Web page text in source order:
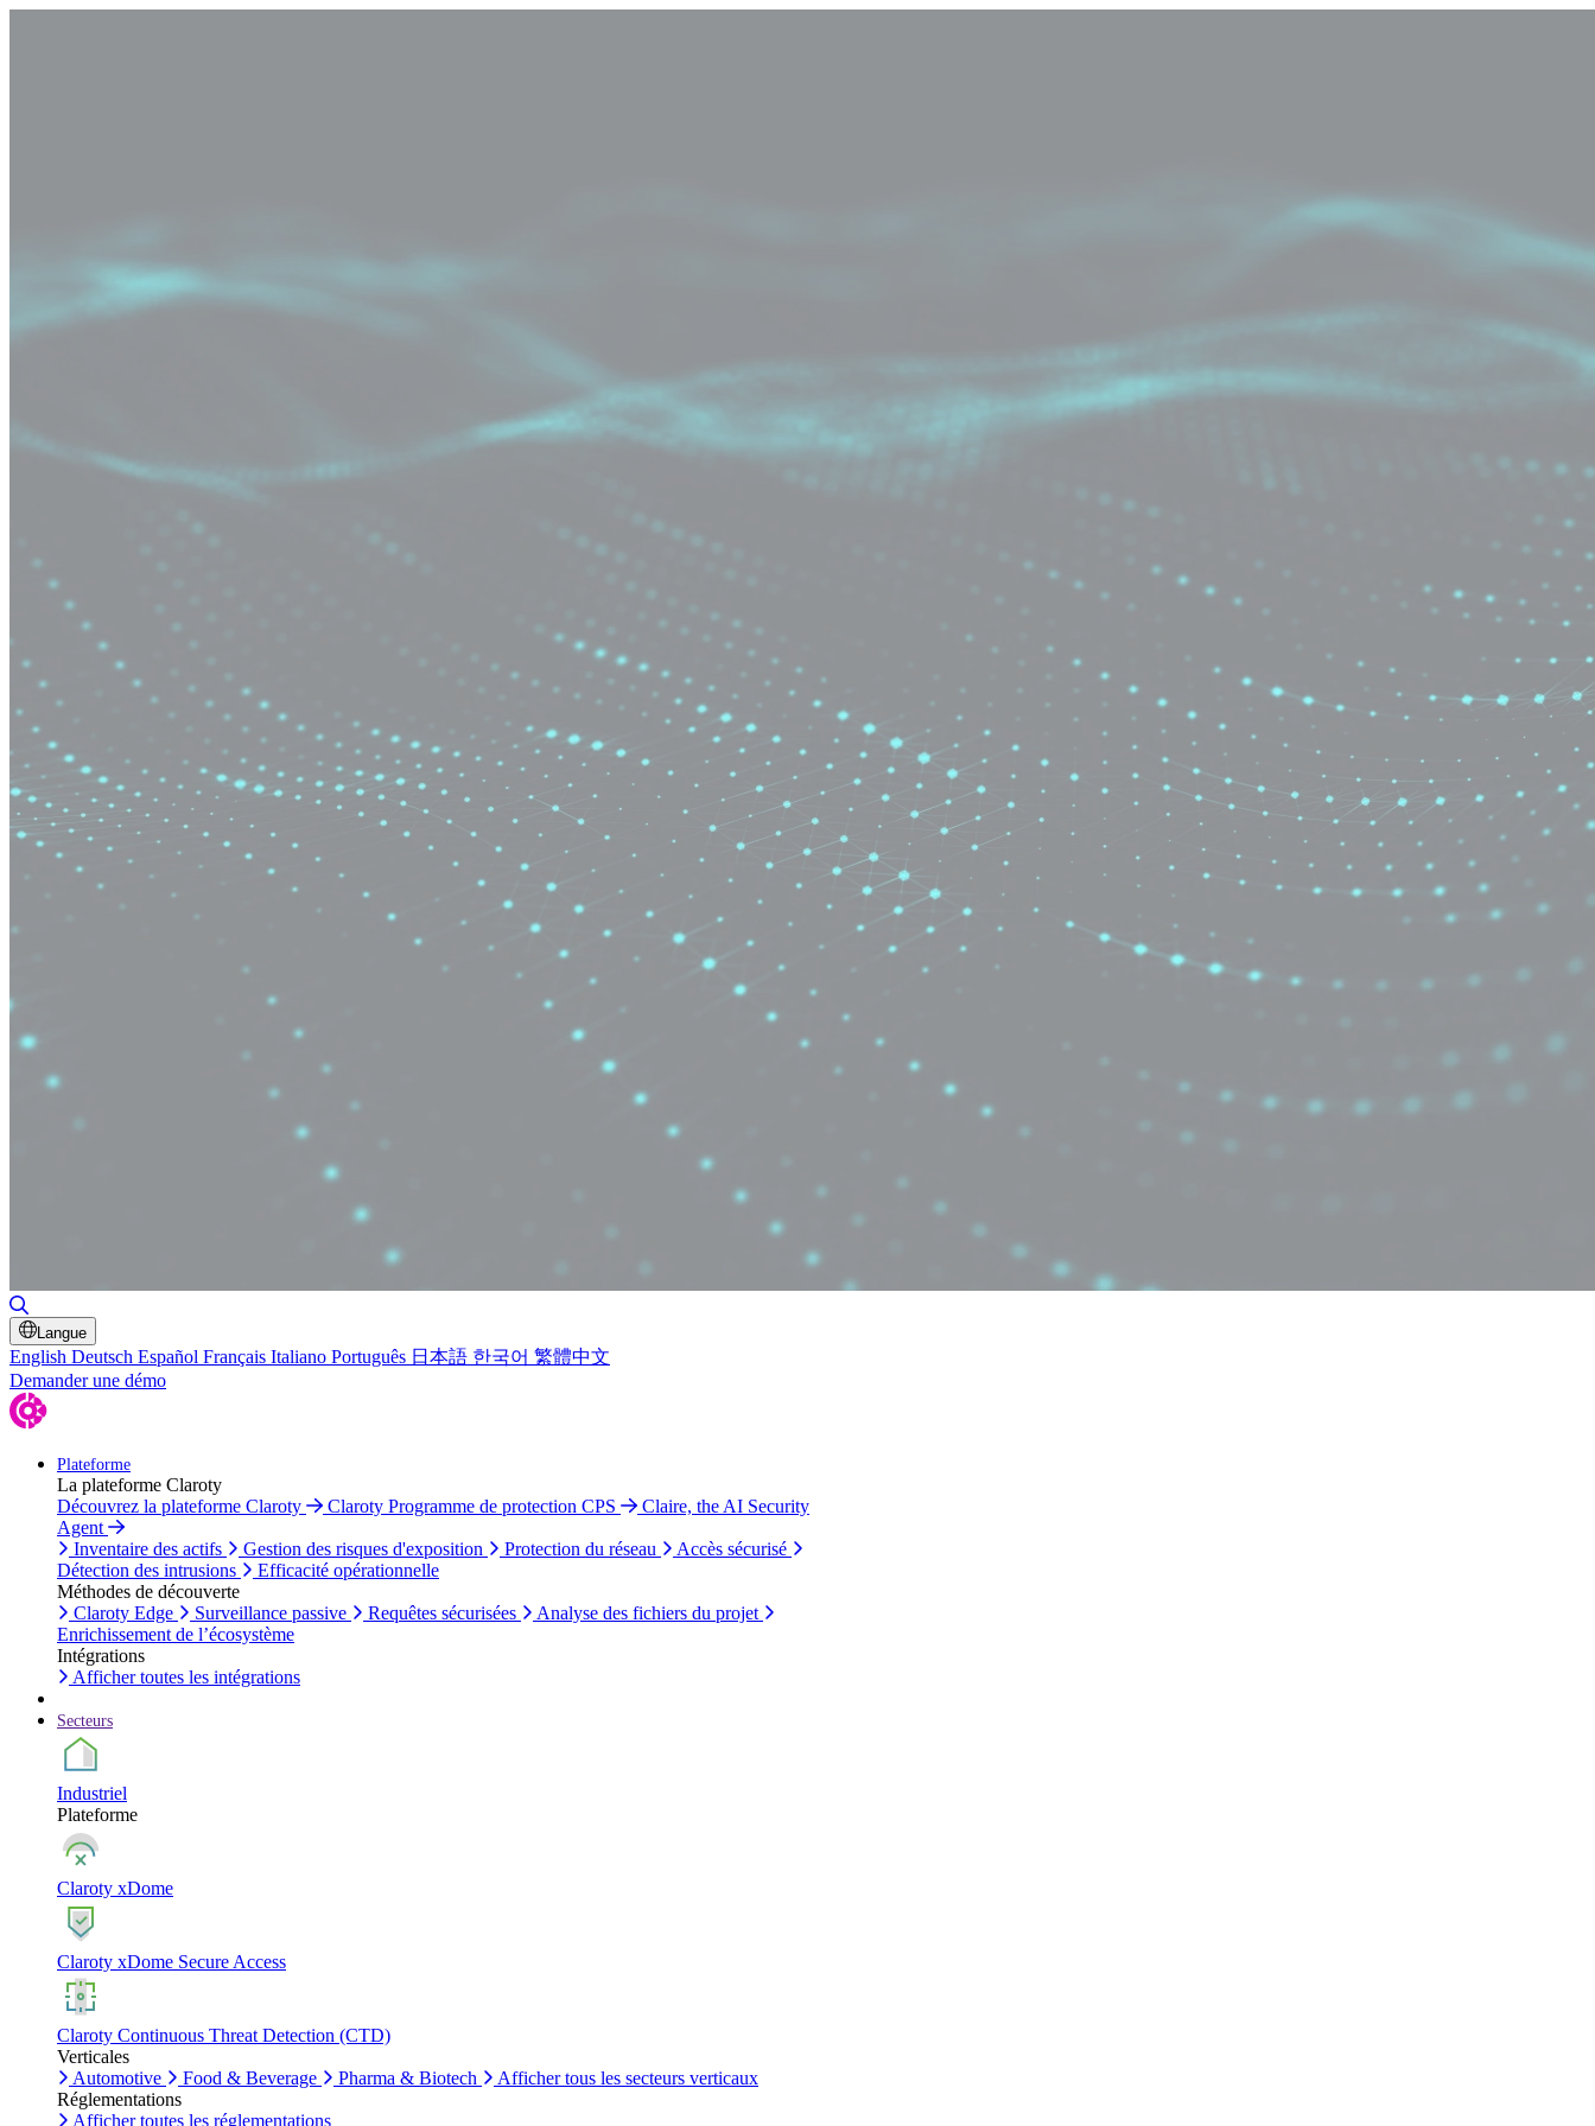
Langue
English Deutsch Español Français Italiano Português 日本語 한국어 繁體中文
Demander une démo
Plateforme
La plateforme Claroty
Découvrez la plateforme Claroty
Claroty Programme de protection CPS
Claire, the AI Security
Agent
Inventaire des actifs
Gestion des risques d'exposition Protection du réseau
Accès sécurisé
Détection des intrusions
Efficacité opérationnelle
Méthodes de découverte
Claroty Edge
Surveillance passive Requêtes sécurisées
Analyse des fichiers du projet
Enrichissement de l’écosystème
Intégrations
Afficher toutes les intégrations
Secteurs
Industriel
Plateforme
Claroty xDome
Claroty xDome Secure Access
Claroty Continuous Threat Detection (CTD)
Verticales
Automotive
Food & Beverage Pharma & Biotech
Afficher tous les secteurs verticaux
Réglementations
Afficher toutes les réglementations